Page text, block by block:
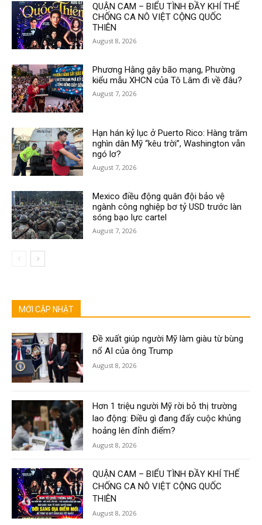
QUẬN CAM – BIỂU TÌNH ĐẦY KHÍ THẾ
CHỐNG CA NÔ VIỆT CỘNG QUỐC
THIÊN
August 8, 2026
Phương Hằng gây bão mạng, Phường
kiểu mẫu XHCN của Tô Lâm đi về đâu?
August 7, 2026
Hạn hán kỷ lục ở Puerto Rico: Hàng trăm
nghìn dân Mỹ “kêu trời”, Washington vẫn
ngó lơ?
August 7, 2026
Mexico điều động quân đội bảo vệ
ngành công nghiệp bơ tỷ USD trước làn
sóng bạo lực cartel
August 7, 2026
MỚI CẬP NHẬT
Đề xuất giúp người Mỹ làm giàu từ bùng
nổ AI của ông Trump
August 8, 2026
Hơn 1 triệu người Mỹ rời bỏ thị trường
lao động: Điều gì đang đẩy cuộc khủng
hoảng lên đỉnh điểm?
August 8, 2026
QUẬN CAM – BIỂU TÌNH ĐẦY KHÍ THẾ
CHỐNG CA NÔ VIỆT CỘNG QUỐC
THIÊN
August 8, 2026